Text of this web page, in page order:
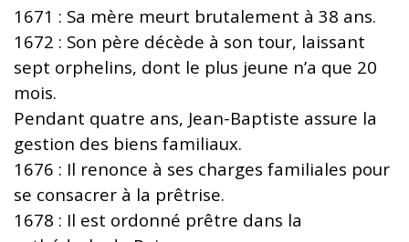
1671 : Sa mère meurt brutalement à 38 ans.
1672 : Son père décède à son tour, laissant
sept orphelins, dont le plus jeune n’a que 20
mois.
Pendant quatre ans, Jean-Baptiste assure la
gestion des biens familiaux.
1676 : Il renonce à ses charges familiales pour
se consacrer à la prêtrise.
1678 : Il est ordonné prêtre dans la